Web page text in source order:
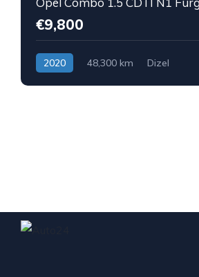
€9,800
2020 48,300 km Dizel